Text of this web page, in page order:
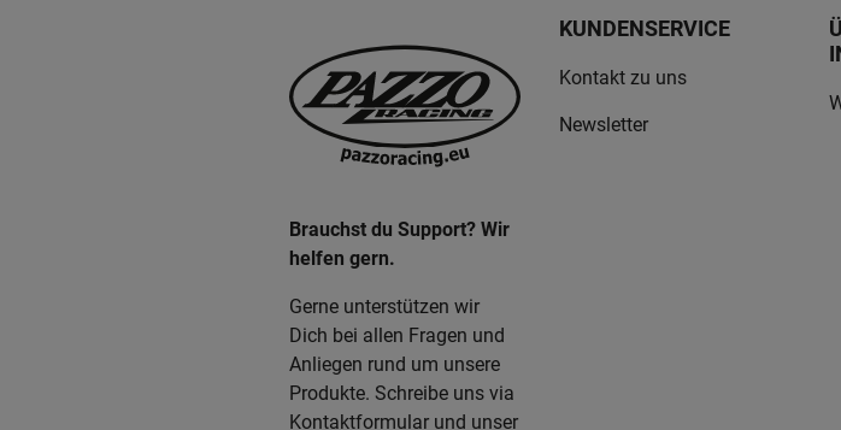
Brauchst du Support? Wir
helfen gern.
Gerne unterstützen wir
Dich bei allen Fragen und
Anliegen rund um unsere
Produkte. Schreibe uns via
Kontaktformular und unser
KUNDENSERVICE
Kontakt zu uns
Newsletter